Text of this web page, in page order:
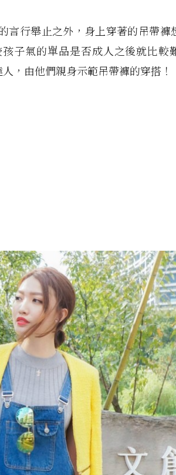
言行舉止之外，身上穿著的吊帶褲
子氣的單品是否成人之後就比較
，由他們親身示範吊帶褲的穿搭！